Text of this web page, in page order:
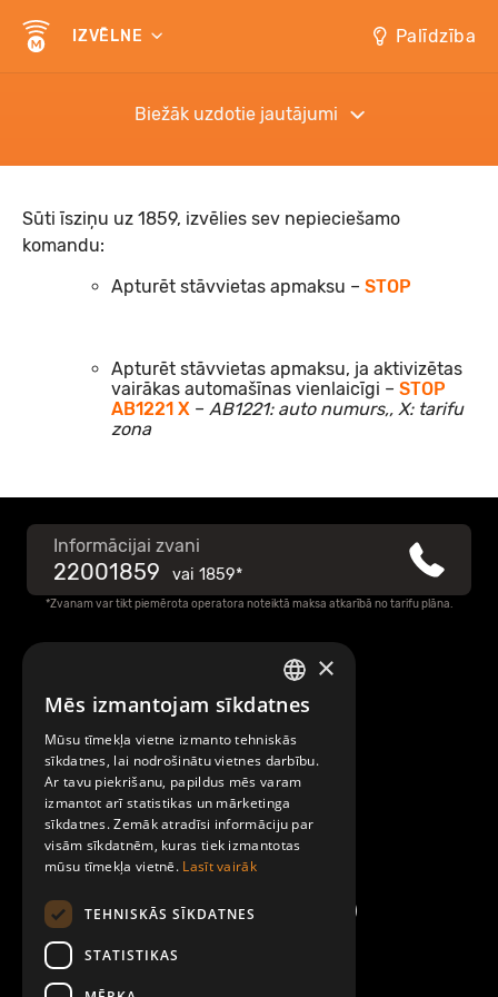
IZVĒLNE Palīdzība
Biežāk uzdotie jautājumi
Sūti īsziņu uz 1859, izvēlies sev nepieciešamo
komandu:
Apturēt stāvvietas apmaksu – STOP
Apturēt stāvvietas apmaksu, ja aktivizētas
vairākas automašīnas vienlaicīgi – STOP
AB1221 X – AB1221: auto numurs,, X: tarifu
zona
Informācijai zvani
22001859 vai 1859*
*Zvanam var tikt piemērota operatora noteiktā maksa atkarībā no tarifu plāna.
Par Mobilly
Noteikumi un līgumi
Kontakti
LATVIAN
ENGLISH
×
Mēs izmantojam sīkdatnes
Mūsu tīmekļa vietne izmanto tehniskās
sīkdatnes, lai nodrošinātu vietnes darbību.
Ar tavu piekrišanu, papildus mēs varam
izmantot arī statistikas un mārketinga
sīkdatnes. Zemāk atradīsi informāciju par
visām sīkdatnēm, kuras tiek izmantotas
mūsu tīmekļa vietnē. Lasīt vairāk
TEHNISKĀS SĪKDATNES
STATISTIKAS